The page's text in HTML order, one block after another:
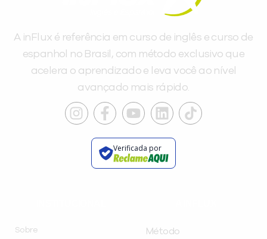
A inFlux é referência em curso de inglês e curso de
espanhol no Brasil, com método exclusivo que
acelera o aprendizado e leva você ao nível
avançado mais rápido.
Verificada por
Sobre
Método